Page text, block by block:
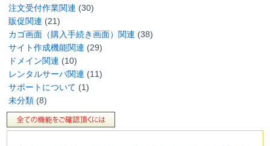
注文受付作業関連 (30)
販促関連 (21)
カゴ画面（購入手続き画面）関連 (38)
サイト作成機能関連 (29)
ドメイン関連 (10)
レンタルサーバ関連 (11)
サポートについて (1)
未分類(8)